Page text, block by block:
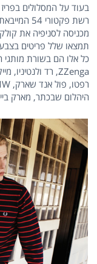
בעוד על המסלולים
רשת
מכניסה לסניפיה את
תמצאו שלל פריטים
היהלום שבכתר, מארק